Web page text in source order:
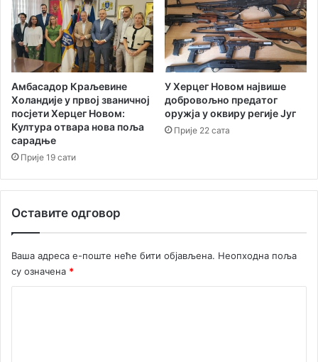
Амбасадор Краљевине
Холандије у првој званичној
посјети Херцег Новом:
Култура отвара нова поља
сарадње
Прије 19 сати
У Херцег Новом највише
добровољно предатог
оружја у оквиру регије Југ
Прије 22 сата
Оставите одговор
Ваша адреса е-поште неће бити објављена. Неопходна поља
су означена *